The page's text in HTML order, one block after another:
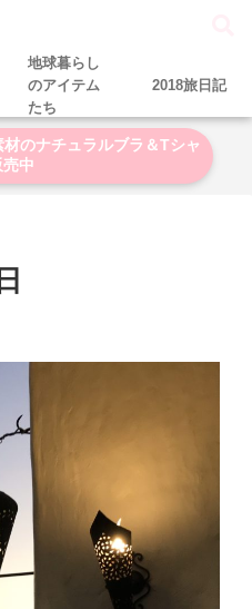
地球暮らし
のアイテム
たち
2018旅日記
のナチュラルブラ＆Tシャ
売中